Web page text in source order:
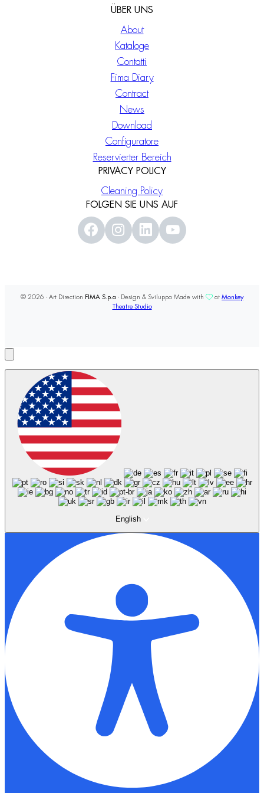
ÜBER UNS
About
Kataloge
Contatti
Fima Diary
Contract
News
Download
Configuratore
Reservierter Bereich
PRIVACY POLICY
Cleaning Policy
FOLGEN SIE UNS AUF
© 2026 - Art Direction FIMA S.p.a - Design & Sviluppo Made with at Monkey
Theatre Studio
English